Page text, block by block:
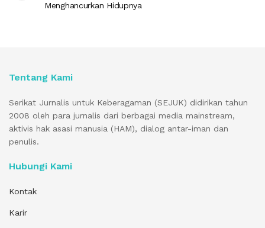
Menghancurkan Hidupnya
Tentang Kami
Serikat Jurnalis untuk Keberagaman (SEJUK) didirikan tahun
2008 oleh para jurnalis dari berbagai media mainstream,
aktivis hak asasi manusia (HAM), dialog antar-iman dan
penulis.
Hubungi Kami
Kontak
Karir